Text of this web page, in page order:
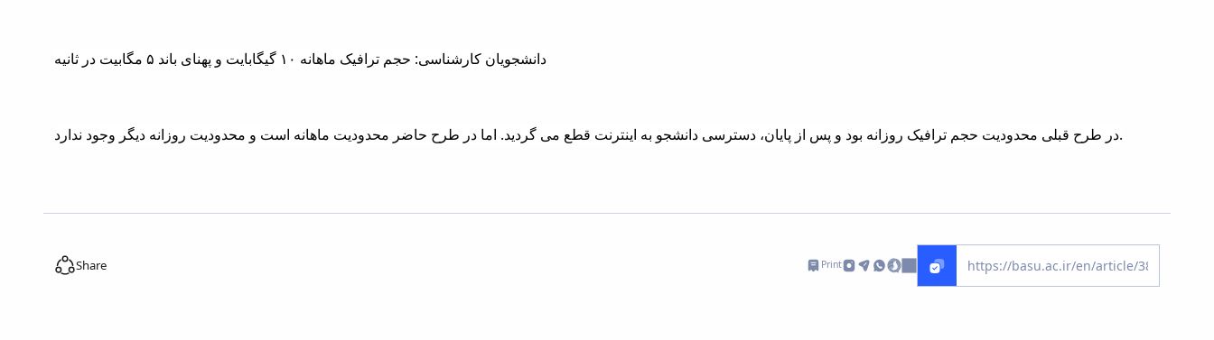
دانشجویان کارشناسی: حجم ترافیک ماهانه ۱۰ گیگابایت و پهنای باند ۵ مگابیت در ثانیه
در طرح قبلی محدودیت حجم ترافیک روزانه بود و پس از پایان، دسترسی دانشجو به اینترنت قطع می گردید. اما در طرح حاضر محدودیت ماهانه است و محدودیت روزانه دیگر وجود ندارد.
Share Print